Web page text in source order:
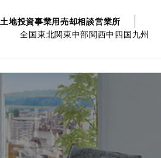
土地投資事業用売却相談営業所
全国東北関東中部関西中四国九州